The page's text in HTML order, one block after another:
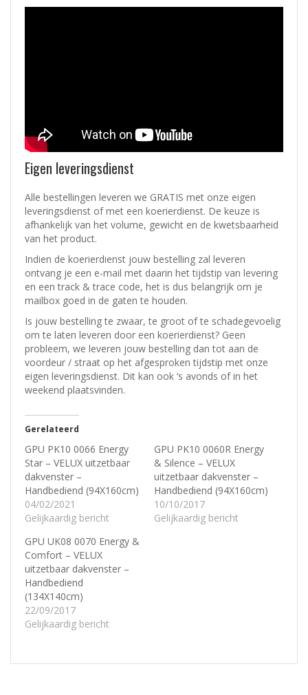
Eigen leveringsdienst
Alle bestellingen leveren we GRATIS met onze eigen
leveringsdienst of met een koerierdienst. De keuze is
afhankelijk van het volume, gewicht en de kwetsbaarheid
van het product.
Indien de koerierdienst jouw bestelling zal leveren
ontvang je een e-mail met daarin het tijdstip van levering
en een track & trace code, het is dus belangrijk om je
mailbox goed in de gaten te houden.
Is jouw bestelling te zwaar, te groot of te schadegevoelig
om te laten leveren door een koerierdienst? Geen
probleem, we leveren jouw bestelling dan tot aan de
voordeur / straat op het afgesproken tijdstip met onze
eigen leveringsdienst. Dit kan ook ‘s avonds of in het
weekend plaatsvinden.
Gerelateerd
GPU PK10 0066 Energy
Star – VELUX uitzetbaar
dakvenster –
Handbediend (94X160cm)
04/02/2021
Gelijkaardig bericht
GPU PK10 0060R Energy
& Silence – VELUX
uitzetbaar dakvenster –
Handbediend (94X160cm)
10/10/2017
Gelijkaardig bericht
GPU UK08 0070 Energy &
Comfort – VELUX
uitzetbaar dakvenster –
Handbediend
(134X140cm)
22/09/2017
Gelijkaardig bericht